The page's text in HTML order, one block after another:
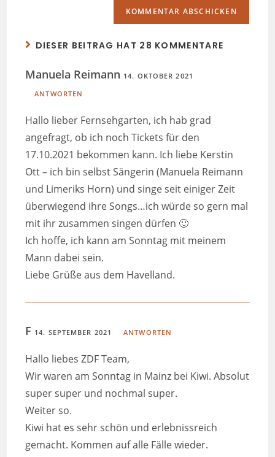
DIESER BEITRAG HAT 28 KOMMENTARE
Manuela Reimann 14. OKTOBER 2021
ANTWORTEN
Hallo lieber Fernsehgarten, ich hab grad
angefragt, ob ich noch Tickets für den
17.10.2021 bekommen kann. Ich liebe Kerstin
Ott – ich bin selbst Sängerin (Manuela Reimann
und Limeriks Horn) und singe seit einiger Zeit
überwiegend ihre Songs…ich würde so gern mal
mit ihr zusammen singen dürfen 🙂
Ich hoffe, ich kann am Sonntag mit meinem
Mann dabei sein.
Liebe Grüße aus dem Havelland.
F 14. SEPTEMBER 2021 ANTWORTEN
Hallo liebes ZDF Team,
Wir waren am Sonntag in Mainz bei Kiwi. Absolut
super super und nochmal super.
Weiter so.
Kiwi hat es sehr schön und erlebnissreich
gemacht. Kommen auf alle Fälle wieder.